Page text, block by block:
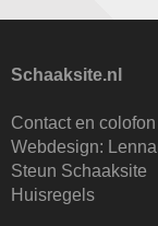
22 augustus 2026 ·
23 augustus 2026 ·
Open
25 augustus 2026 ·
Schaaksite.nl
Contact en colofon
Webdesign:
Steun Schaaksite
Huisregels